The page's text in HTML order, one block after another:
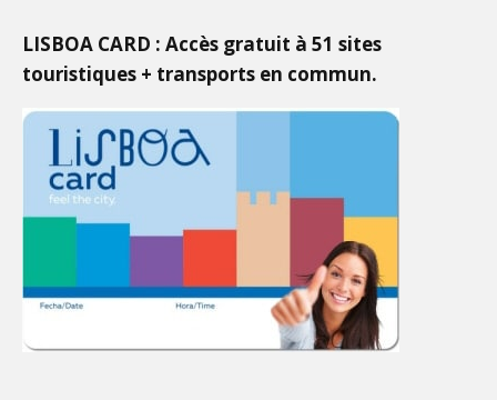
LISBOA CARD : Accès gratuit à 51 sites
touristiques + transports en commun.